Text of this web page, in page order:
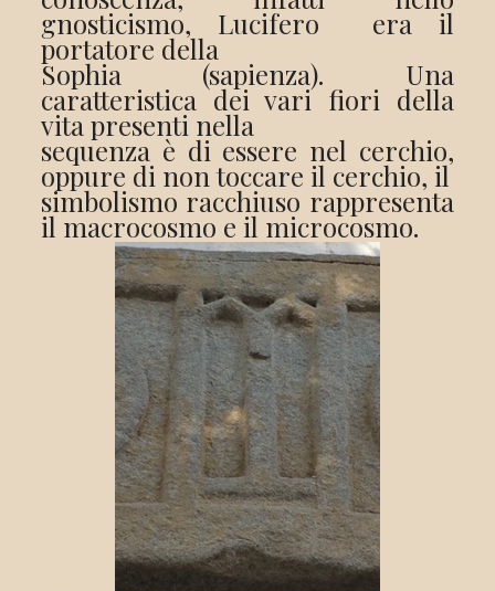
gnosticismo, Lucifero era il
portatore della
Sophia (sapienza). Una
caratteristica dei vari fiori della
vita presenti nella
sequenza è di essere nel cerchio,
oppure di non toccare il cerchio, il
simbolismo racchiuso rappresenta
il macrocosmo e il microcosmo.